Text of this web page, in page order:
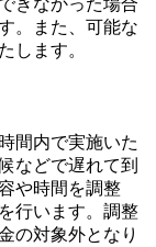
。また、可能な
します。
間内で実施いた
などで遅れて到
や時間を調整
行います。調整
の対象外となり